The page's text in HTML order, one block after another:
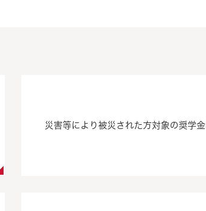
災害等により被災された方対象の奨学金